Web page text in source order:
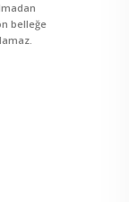
belleğe